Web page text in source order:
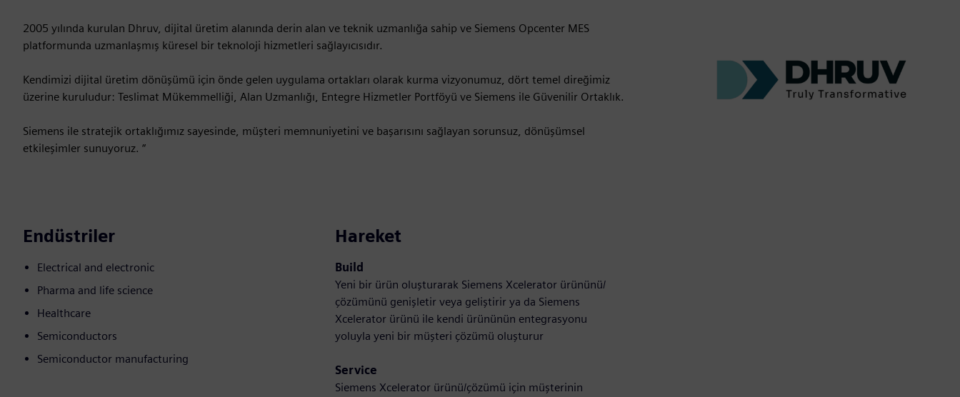
2005 yılında kurulan Dhruv, dijital üretim alanında derin alan ve teknik uzmanlığa sahip ve Siemens Opcenter MES
platformunda uzmanlaşmış küresel bir teknoloji hizmetleri sağlayıcısıdır.
Kendimizi dijital üretim dönüşümü için önde gelen uygulama ortakları olarak kurma vizyonumuz, dört temel direğimiz
üzerine kuruludur: Teslimat Mükemmelliği, Alan Uzmanlığı, Entegre Hizmetler Portföyü ve Siemens ile Güvenilir Ortaklık.
Siemens ile stratejik ortaklığımız sayesinde, müşteri memnuniyetini ve başarısını sağlayan sorunsuz, dönüşümsel
etkileşimler sunuyoruz. “
Endüstriler
Electrical and electronic
Pharma and life science
Healthcare
Semiconductors
Semiconductor manufacturing
Hareket
Build
Yeni bir ürün oluşturarak Siemens Xcelerator ürününü/
çözümünü genişletir veya geliştirir ya da Siemens
Xcelerator ürünü ile kendi ürününün entegrasyonu
yoluyla yeni bir müşteri çözümü oluşturur
Service
Siemens Xcelerator ürünü/çözümü için müşterinin